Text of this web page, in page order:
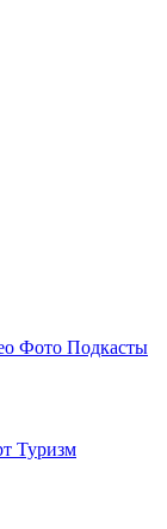
Фото Подкасты
Туризм